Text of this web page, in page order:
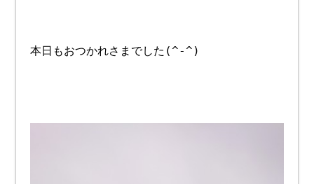
本日もおつかれさまでした(^-^)